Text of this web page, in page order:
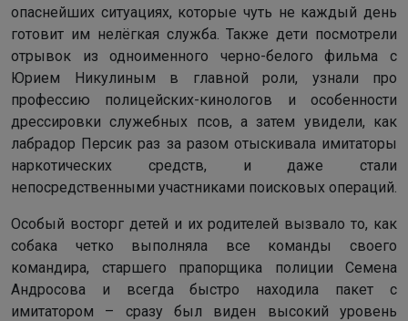
опаснейших ситуациях, которые чуть не каждый день
готовит им нелёгкая служба. Также дети посмотрели
отрывок из одноименного черно-белого фильма с
Юрием Никулиным в главной роли, узнали про
профессию полицейских-кинологов и особенности
дрессировки служебных псов, а затем увидели, как
лабрадор Персик раз за разом отыскивала имитаторы
наркотических средств, и даже стали
непосредственными участниками поисковых операций.
Особый восторг детей и их родителей вызвало то, как
собака четко выполняла все команды своего
командира, старшего прапорщика полиции Семена
Андросова и всегда быстро находила пакет с
имитатором – сразу был виден высокий уровень